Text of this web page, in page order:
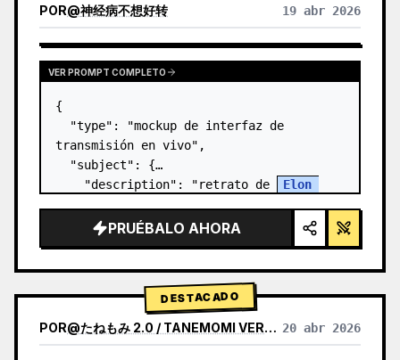
POR@神经病不想好转 19 abr 2026
VER PROMPT COMPLETO
{
  "type": "mockup de interfaz de
transmisión en vivo",
  "subject": {
    "description": "retrato de
Elon
negra con un gráfico técnico esquemático
en blanco",
PRUÉBALO AHORA
DESTACADO
POR@たねもみ 2.0 / TANEMOMI VER2.0 20 abr 2026